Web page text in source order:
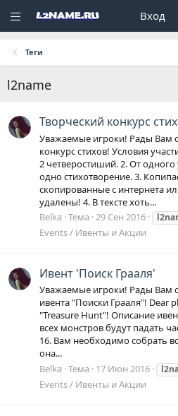
Вход
Теги
l2name
Творческий конкурс
Уважаемые игроки! Рады Вам
конкурс стихов! Условия
2 четверостиший. 2. От
одно стихотворение. 3.
скопированные с интернета
удалены! 4. В тексте хоть...
Belka Тема 29 Сен 2016
Events / Ивенты и Акции
Ивент 'Поиск Грааля'
Уважаемые игроки! Рады Вам
ивента "Поиски Грааля"! Dear
"Treasure Hunt"! Описание
всех монстров будут падать
16. Вам необходимо собрать
она...
Belka Тема 17 Июн 2016
Events / Ивенты и Акции